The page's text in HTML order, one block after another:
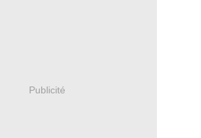
Publicité